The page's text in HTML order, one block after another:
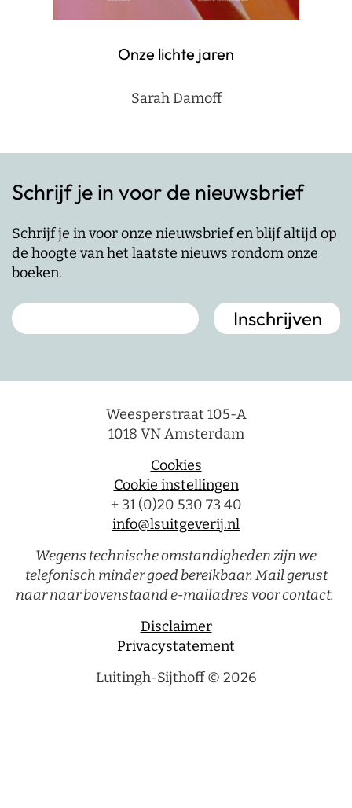
Onze lichte jaren
Sarah Damoff
Schrijf je in voor de nieuwsbrief
Schrijf je in voor onze nieuwsbrief en blijf altijd op
de hoogte van het laatste nieuws rondom onze
boeken.
Weesperstraat 105-A
1018 VN Amsterdam
Cookies
Cookie instellingen
+ 31 (0)20 530 73 40
info@lsuitgeverij.nl
Wegens technische omstandigheden zijn we
telefonisch minder goed bereikbaar. Mail gerust
naar naar bovenstaand e-mailadres voor contact.
Disclaimer
Privacystatement
Luitingh-Sijthoff © 2026